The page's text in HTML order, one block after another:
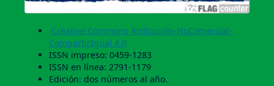
Creative Commons Atribución-NoComercial-
CompartirIgual 4.0
ISSN impreso: 0459-1283
ISSN en línea: 2791-1179
Edición: dos números al año.